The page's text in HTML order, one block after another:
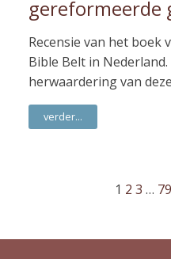
gereformeerde
Recensie van het boek
Bible Belt in
herwaardering van
verder...
1 2 3 … 79